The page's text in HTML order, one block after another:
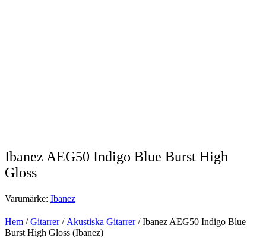
Ibanez AEG50 Indigo Blue Burst High
Gloss
Varumärke: Ibanez
Hem /Gitarrer/Akustiska Gitarrer/ Ibanez AEG50 Indigo Blue
Burst High Gloss (Ibanez)